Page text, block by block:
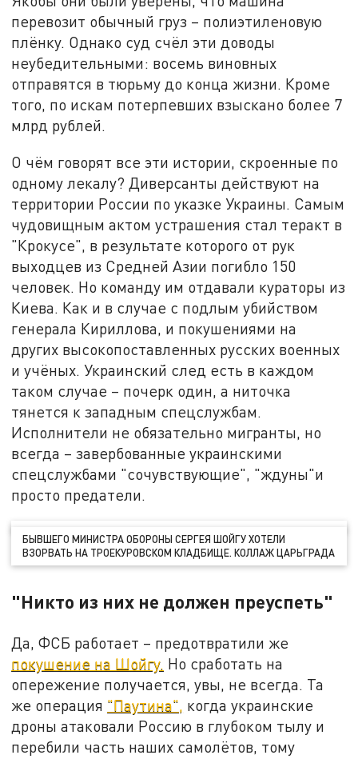
перевозит обычный груз – полиэтиленовую
плёнку. Однако суд счёл эти доводы
неубедительными: восемь виновных
отправятся в тюрьму до конца жизни. Кроме
того, по искам потерпевших взыскано более 7
млрд рублей.
О чём говорят все эти истории, скроенные по
одному лекалу? Диверсанты действуют на
территории России по указке Украины. Самым
чудовищным актом устрашения стал теракт в
"Крокусе", в результате которого от рук
выходцев из Средней Азии погибло 150
человек. Но команду им отдавали кураторы из
Киева. Как и в случае с подлым убийством
генерала Кириллова, и покушениями на
других высокопоставленных русских военных
и учёных. Украинский след есть в каждом
таком случае – почерк один, а ниточка
тянется к западным спецслужбам.
Исполнители не обязательно мигранты, но
всегда – завербованные украинскими
спецслужбами "сочувствующие", "ждуны"и
просто предатели.
БЫВШЕГО МИНИСТРА ОБОРОНЫ СЕРГЕЯ ШОЙГУ ХОТЕЛИ
ВЗОРВАТЬ НА ТРОЕКУРОВСКОМ КЛАДБИЩЕ. КОЛЛАЖ ЦАРЬГРАДА
"Никто из них не должен преуспеть"
Да, ФСБ работает – предотвратили же
покушение на Шойгу. Но сработать на
опережение получается, увы, не всегда. Та
же операция "Паутина", когда украинские
дроны атаковали Россию в глубоком тылу и
перебили часть наших самолётов, тому